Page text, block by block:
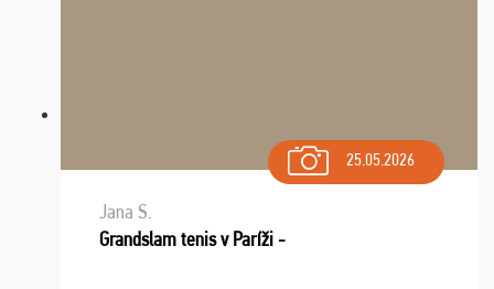
25.05.2026
Jana S.
Grandslam tenis v Paríži -